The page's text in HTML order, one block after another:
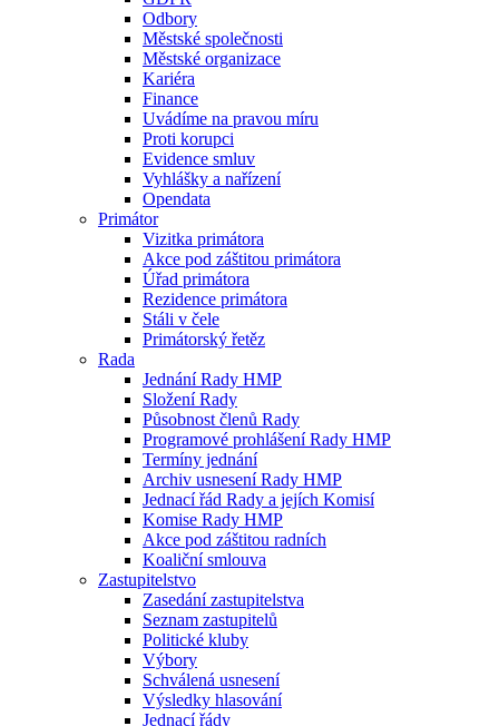
Odbory
Městské společnosti
Městské organizace
Kariéra
Finance
Uvádíme na pravou míru
Proti korupci
Evidence smluv
Vyhlášky a nařízení
Opendata
Primátor
Vizitka primátora
Akce pod záštitou primátora
Úřad primátora
Rezidence primátora
Stáli v čele
Primátorský řetěz
Rada
Jednání Rady HMP
Složení Rady
Působnost členů Rady
Programové prohlášení Rady HMP
Termíny jednání
Archiv usnesení Rady HMP
Jednací řád Rady a jejích Komisí
Komise Rady HMP
Akce pod záštitou radních
Koaliční smlouva
Zastupitelstvo
Zasedání zastupitelstva
Seznam zastupitelů
Politické kluby
Výbory
Schválená usnesení
Výsledky hlasování
Jednací řády